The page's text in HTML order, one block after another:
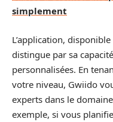
simplement
L’application,
distingue par sa
personnalisées. En
votre niveau, Gwiido
experts dans le
exemple, si vous